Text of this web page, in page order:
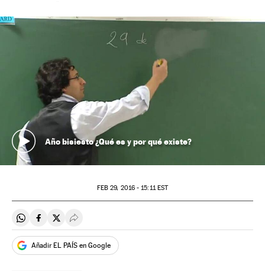
Año bisiesto ¿Qué es y por qué existe?
FEB 29, 2016 - 15:11EST
Compartir en Whatsapp
Compartir en Facebook
Compartir en Twitter
Desplegar Redes Sociales
Añadir EL PAÍS en Google